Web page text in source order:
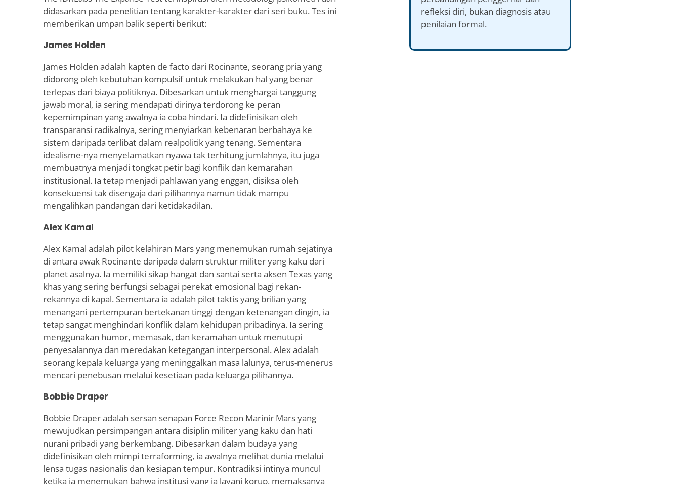
didasarkan pada penelitian tentang karakter-karakter dari seri buku. Tes ini
memberikan umpan balik seperti berikut:
James Holden
James Holden adalah kapten de facto dari Rocinante, seorang pria yang
didorong oleh kebutuhan kompulsif untuk melakukan hal yang benar
terlepas dari biaya politiknya. Dibesarkan untuk menghargai tanggung
jawab moral, ia sering mendapati dirinya terdorong ke peran
kepemimpinan yang awalnya ia coba hindari. Ia didefinisikan oleh
transparansi radikalnya, sering menyiarkan kebenaran berbahaya ke
sistem daripada terlibat dalam realpolitik yang tenang. Sementara
idealisme-nya menyelamatkan nyawa tak terhitung jumlahnya, itu juga
membuatnya menjadi tongkat petir bagi konflik dan kemarahan
institusional. Ia tetap menjadi pahlawan yang enggan, disiksa oleh
konsekuensi tak disengaja dari pilihannya namun tidak mampu
mengalihkan pandangan dari ketidakadilan.
Alex Kamal
Alex Kamal adalah pilot kelahiran Mars yang menemukan rumah sejatinya
di antara awak Rocinante daripada dalam struktur militer yang kaku dari
planet asalnya. Ia memiliki sikap hangat dan santai serta aksen Texas yang
khas yang sering berfungsi sebagai perekat emosional bagi rekan-
rekannya di kapal. Sementara ia adalah pilot taktis yang brilian yang
menangani pertempuran bertekanan tinggi dengan ketenangan dingin, ia
tetap sangat menghindari konflik dalam kehidupan pribadinya. Ia sering
menggunakan humor, memasak, dan keramahan untuk menutupi
penyesalannya dan meredakan ketegangan interpersonal. Alex adalah
seorang kepala keluarga yang meninggalkan masa lalunya, terus-menerus
mencari penebusan melalui kesetiaan pada keluarga pilihannya.
Bobbie Draper
Bobbie Draper adalah sersan senapan Force Recon Marinir Mars yang
mewujudkan persimpangan antara disiplin militer yang kaku dan hati
nurani pribadi yang berkembang. Dibesarkan dalam budaya yang
didefinisikan oleh mimpi terraforming, ia awalnya melihat dunia melalui
lensa tugas nasionalis dan kesiapan tempur. Kontradiksi intinya muncul
ketika ia menemukan bahwa institusi yang ia layani korup, memaksanya
refleksi diri, bukan diagnosis atau
penilaian formal.